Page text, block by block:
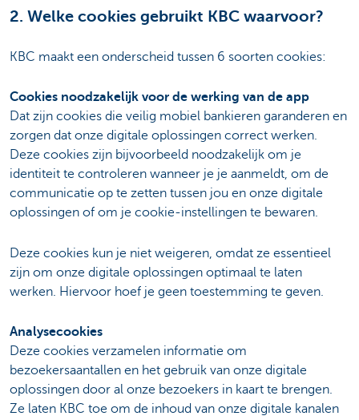
2. Welke cookies gebruikt KBC waarvoor?
KBC maakt een onderscheid tussen 6 soorten cookies:
Cookies noodzakelijk voor de werking van de app
Dat zijn cookies die veilig mobiel bankieren garanderen en
zorgen dat onze digitale oplossingen correct werken.
Deze cookies zijn bijvoorbeeld noodzakelijk om je
identiteit te controleren wanneer je je aanmeldt, om de
communicatie op te zetten tussen jou en onze digitale
oplossingen of om je cookie-instellingen te bewaren.
Deze cookies kun je niet weigeren, omdat ze essentieel
zijn om onze digitale oplossingen optimaal te laten
werken. Hiervoor hoef je geen toestemming te geven.
Analysecookies
Deze cookies verzamelen informatie om
bezoekersaantallen en het gebruik van onze digitale
oplossingen door al onze bezoekers in kaart te brengen.
Ze laten KBC toe om de inhoud van onze digitale kanalen